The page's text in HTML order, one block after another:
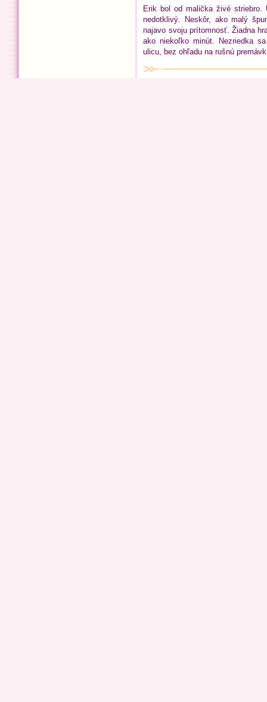
Erik bol od malička živé
nedotklivý. Neskôr, ako malý
najavo svoju prítomnosť. Žiadna
ako niekoľko minút. Nezriedka
ulicu, bez ohľadu na rušnú